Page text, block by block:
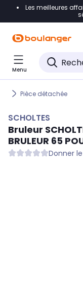
Accéder
Accéder
Accéder
Les meilleures
Menu
Pièce détachée
SCHOLTES
Bruleur
BRULEUR 65
Donner